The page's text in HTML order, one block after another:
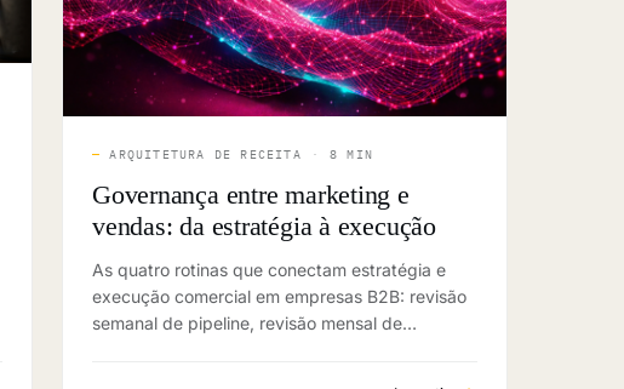
—ARQUITETURA DE RECEITA · 8 MIN
Governança entre marketing e
vendas: da estratégia à execução
As quatro rotinas que conectam estratégia e
execução comercial em empresas B2B: revisão
semanal de pipeline, revisão mensal de